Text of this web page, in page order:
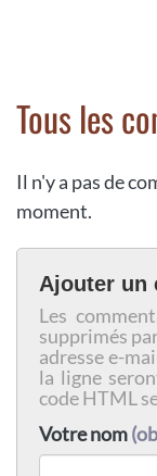
Tous les
Il n'y a pas de
moment.
Ajouter un
Les
supprimés
adresse e-
la ligne
code HTML
Votre nom